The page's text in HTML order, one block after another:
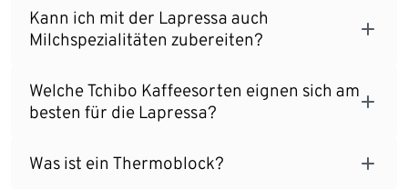
Kann ich mit der Lapressa auch
Milchspezialitäten zubereiten?
Welche Tchibo Kaffeesorten eignen sich am
besten für die Lapressa?
Was ist ein Thermoblock?